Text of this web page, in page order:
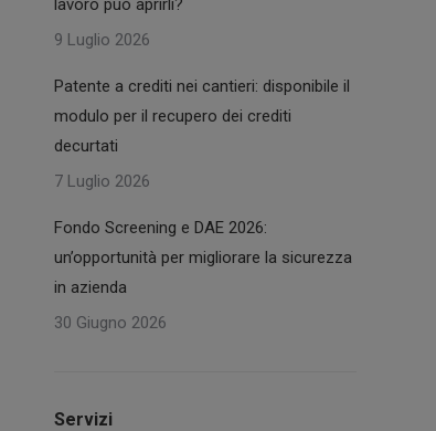
lavoro può aprirli?
9 Luglio 2026
Patente a crediti nei cantieri: disponibile il
modulo per il recupero dei crediti
decurtati
7 Luglio 2026
Fondo Screening e DAE 2026:
un’opportunità per migliorare la sicurezza
in azienda
30 Giugno 2026
Servizi